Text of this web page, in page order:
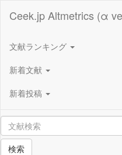
Ceek.jp Altmetrics (α
文献ランキング
新着文献
新着投稿
検索